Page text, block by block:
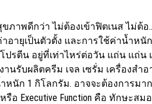
ขภาพดีกว่า ไม่ต้องเข้าฟิตเนส ไม่
อายุเป็นตัวตั้ง และการใช้ค่าน้ำหนั
รตีน อยู่ที่เท่าไหร่ต่อวัน แถ่น แถ่น
นรับผลิตครีม เจล เซรั่ม เครื่องสำอ
นัก 1 กิโลกรัม. อาจจะต้องการม
อ Executive Function คือ ทักษะส